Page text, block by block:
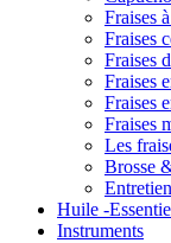
Fraises
Fraises
Fraises
Fraises
Fraises
Fraises
Les
Brosse
Huile -
Instruments